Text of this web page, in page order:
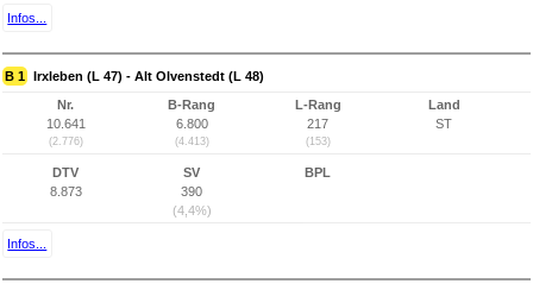
Infos...
B 1 Irxleben (L 47) - Alt Olvenstedt (L 48)
Nr.
10.641
(2.776)
B-Rang
6.800
(4.413)
L-Rang
217
(153)
Land
ST
DTV
8.873
SV
390
(4,4%)
BPL
Infos...